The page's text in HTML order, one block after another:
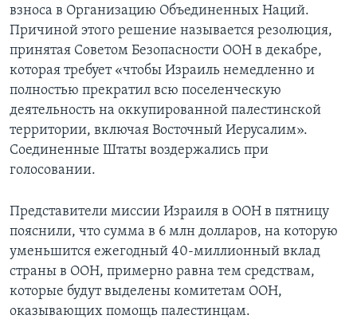
взноса в Организацию Объединенных Наций.
Причиной этого решение называется резолюция,
принятая Советом Безопасности ООН в декабре,
которая требует «чтобы Израиль немедленно и
полностью прекратил всю поселенческую
деятельность на оккупированной палестинской
территории, включая Восточный Иерусалим».
Соединенные Штаты воздержались при
голосовании.
Представители миссии Израиля в ООН в пятницу
пояснили, что сумма в 6 млн долларов, на которую
уменьшится ежегодный 40-миллионный вклад
страны в ООН, примерно равна тем средствам,
которые будут выделены комитетам ООН,
оказывающих помощь палестинцам.